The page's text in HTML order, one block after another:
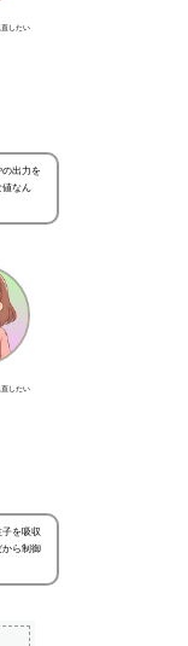
直したい
出力を
値なん
直したい
を吸収
から制御